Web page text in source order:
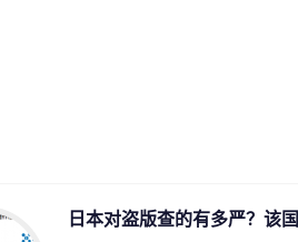
日本对盗版查的有多严？该